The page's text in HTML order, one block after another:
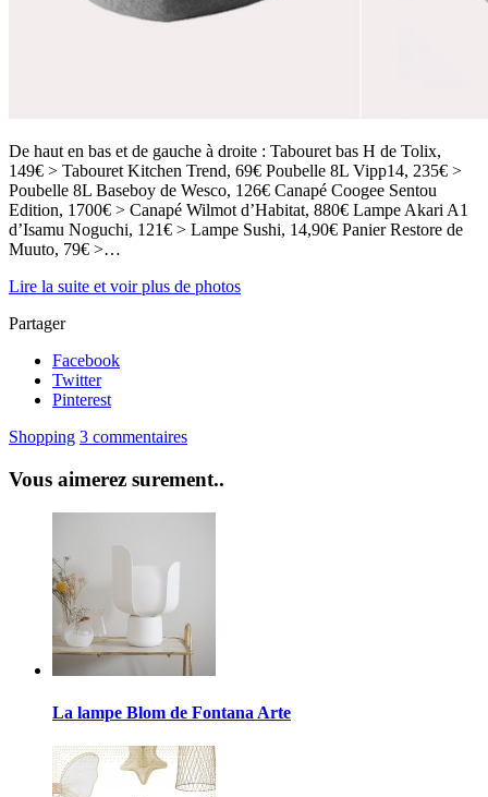
De haut en bas et de gauche à droite : Tabouret bas H de Tolix,
149€ > Tabouret Kitchen Trend, 69€ Poubelle 8L Vipp14, 235€ >
Poubelle 8L Baseboy de Wesco, 126€ Canapé Coogee Sentou
Edition, 1700€ > Canapé Wilmot d’Habitat, 880€ Lampe Akari A1
d’Isamu Noguchi, 121€ > Lampe Sushi, 14,90€ Panier Restore de
Muuto, 79€ >…
Lire la suite et voir plus de photos
Partager
Facebook
Twitter
Pinterest
Shopping 3 commentaires
Vous aimerez surement..
La lampe Blom de Fontana Arte